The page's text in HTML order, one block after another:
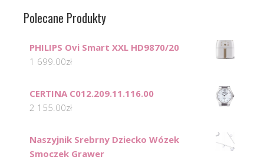
Polecane Produkty
PHILIPS Ovi Smart XXL HD9870/20
1 699.00zł
CERTINA C012.209.11.116.00
2 155.00zł
Naszyjnik Srebrny Dziecko Wózek
Smoczek Grawer